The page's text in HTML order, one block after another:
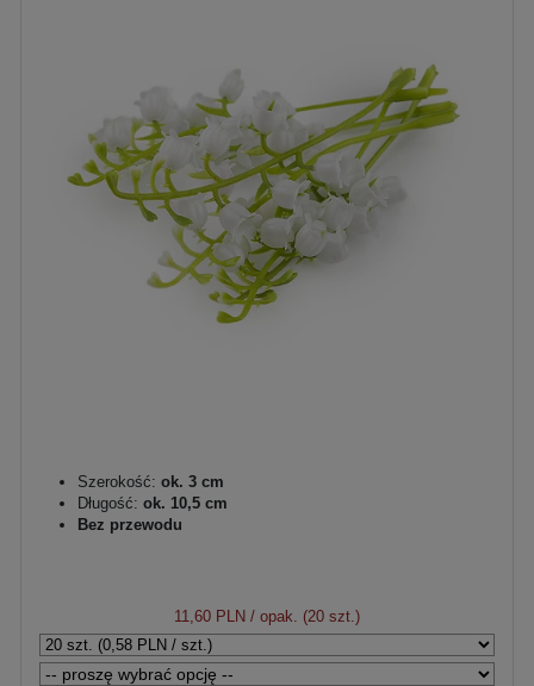
Szerokość: ok. 3 cm
Długość: ok. 10,5 cm
Bez przewodu
11,60 PLN / opak. (20 szt.)